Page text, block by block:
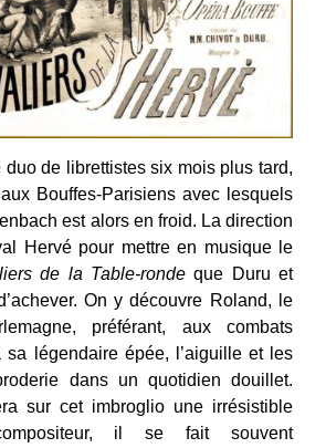
duo de librettistes six mois plus tard,
Bouffes-Parisiens avec lesquels
est alors en froid. La direction
Hervé pour mettre en musique le
de la Table-rondeque Duru et
On y découvre Roland, le
préférant, aux combats
sa légendaire épée, l’aiguille et les
dans un quotidien douillet.
sur cet imbroglio une irrésistible
il se fait souvent